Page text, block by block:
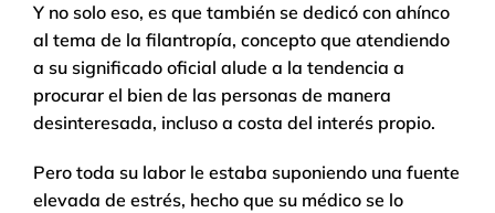
Y no solo eso, es que también se dedicó con ahínco
al tema de la filantropía, concepto que atendiendo
a su significado oficial alude a la tendencia a
procurar el bien de las personas de manera
desinteresada, incluso a costa del interés propio.
Pero toda su labor le estaba suponiendo una fuente
elevada de estrés, hecho que su médico se lo